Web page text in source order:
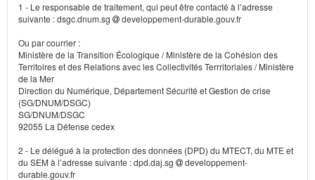
1 - Le responsable de traitement, qui peut être contacté à l’adresse
suivante : dsgc.dnum.sg
developpement-durable.gouv.fr
Ou par courrier :
Ministère de la Transition Écologique / Ministère de la Cohésion des
Territoires et des Relations avec les Collectivités Terrritoriales / Ministère
de la Mer
Direction du Numérique, Département Sécurité et Gestion de crise
(SG/DNUM/DSGC)
SG/DNUM/DSGC
92055 La Défense cedex
2 - Le délégué à la protection des données (DPD) du MTECT, du MTE et
du SEM à l’adresse suivante : dpd.daj.sg
developpement-
durable.gouv.fr